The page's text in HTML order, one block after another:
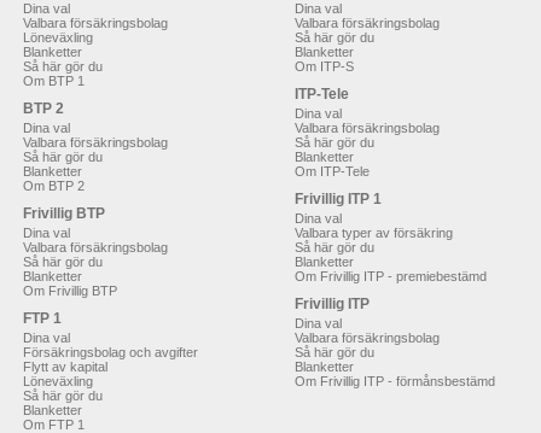
Dina val
Valbara försäkringsbolag
Löneväxling
Blanketter
Så här gör du
Om BTP 1
BTP 2
Dina val
Valbara försäkringsbolag
Så här gör du
Blanketter
Om BTP 2
Frivillig BTP
Dina val
Valbara försäkringsbolag
Så här gör du
Blanketter
Om Frivillig BTP
FTP 1
Dina val
Försäkringsbolag och avgifter
Flytt av kapital
Löneväxling
Så här gör du
Blanketter
Om FTP 1
Dina val
Valbara försäkringsbolag
Så här gör du
Blanketter
Om ITP-S
ITP-Tele
Dina val
Valbara försäkringsbolag
Så här gör du
Blanketter
Om ITP-Tele
Frivillig ITP 1
Dina val
Valbara typer av försäkring
Så här gör du
Blanketter
Om Frivillig ITP - premiebestämd
Frivillig ITP
Dina val
Valbara försäkringsbolag
Så här gör du
Blanketter
Om Frivillig ITP - förmånsbestämd